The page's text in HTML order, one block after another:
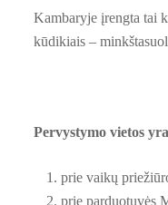
Kambaryje įrengta tai
kūdikiais –
Pervystymo vietos
prie vaikų
prie